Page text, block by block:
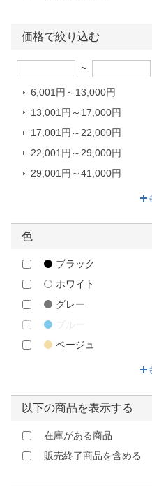
価格で絞り込む
~
6,001円～13,000円
13,001円～17,000円
17,001円～22,000円
22,001円～29,000円
29,001円～41,000円
色
ブラック
ホワイト
グレー
ブルー
ベージュ
以下の商品を表示する
在庫がある商品
販売終了商品を含める